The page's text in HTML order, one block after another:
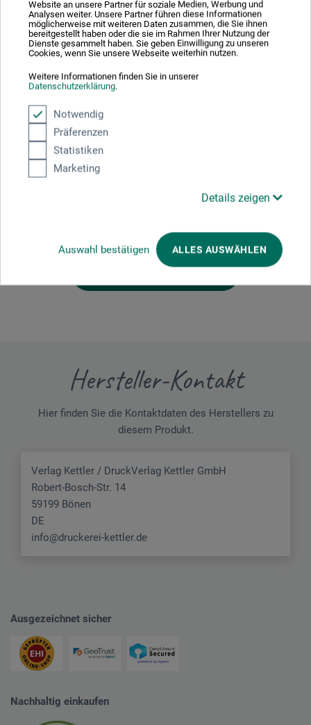
Website an unsere Partner für soziale Medien, Werbung und
Analysen weiter. Unsere Partner führen diese Informationen
möglicherweise mit weiteren Daten zusammen, die Sie ihnen
bereitgestellt haben oder die sie im Rahmen Ihrer Nutzung der
Dienste gesammelt haben. Sie geben Einwilligung zu unseren
Cookies, wenn Sie unsere Webseite weiterhin nutzen.
Weitere Informationen finden Sie in unserer
Datenschutzerklärung.
Notwendig
Präferenzen
Statistiken
Marketing
Details zeigen
Auswahl bestätigen ALLES AUSWÄHLEN
Jermolaewa, Joanna Piotrowska, Thomas Raschke,
Thomas Rentmeister, Niclas Riepshoff, Luise Ritter, Lukas
Schneeweiss, Anne Schönharting, Allan Wexler, Paula
Kettler 2026
Produktbewertungen (0)
Schreiben Sie die erste Bewertung zu diesem Produkt
Hersteller-Kontakt
Hier finden Sie die Kontaktdaten des Herstellers zu
diesem Produkt.
Verlag Kettler / DruckVerlag Kettler GmbH
Robert-Bosch-Str. 14
59199 Bönen
DE
info@druckerei-kettler.de
Ausgezeichnet sicher
Nachhaltig einkaufen